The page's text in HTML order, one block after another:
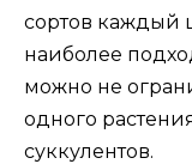
сортов каждый
наиболее
можно не
одного
суккулентов.